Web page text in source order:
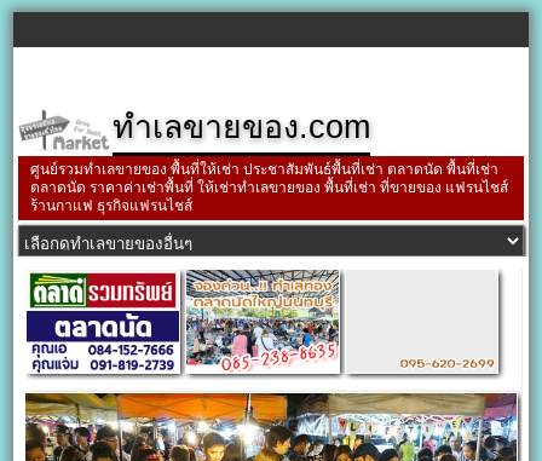
ทำเลขายของ.com
ศูนย์รวมทำเลขายของ พื้นที่ให้เช่า ประชาสัมพันธ์พื้นที่เช่า ตลาดนัด พื้นที่เช่า
ตลาดนัด ราคาค่าเช่าพื้นที่ ให้เช่าทำเลขายของ พื้นที่เช่า ที่ขายของ แฟรนไชส์
ร้านกาแฟ ธุรกิจแฟรนไชส์